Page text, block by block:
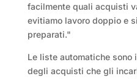
facilmente quali acquisti
evitiamo lavoro doppio e
preparati."
Le liste automatiche
degli acquisti che gli